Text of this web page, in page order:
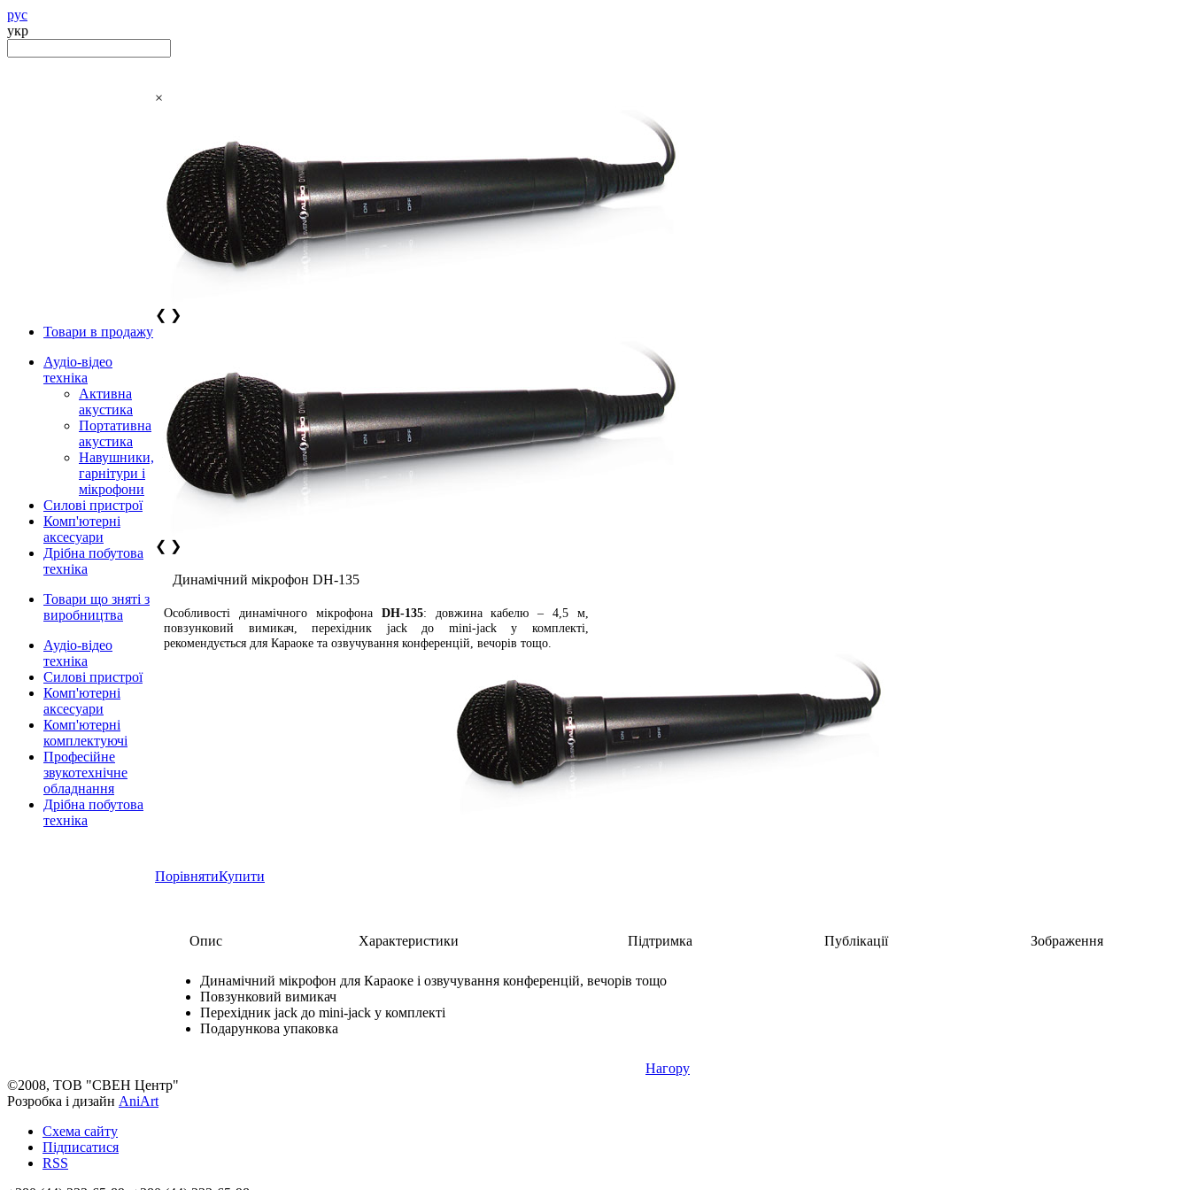
рус
укр
Товари в продажу
Аудіо-відео
техніка
Активна
акустика
Портативна
акустика
Навушники,
гарнітури і
мікрофони
Силові пристрої
Комп'ютерні
аксесуари
Дрібна побутова
техніка
Товари що зняті з
виробництва
Аудіо-відео
техніка
Силові пристрої
Комп'ютерні
аксесуари
Комп'ютерні
комплектуючі
Професійне
звукотехнічне
обладнання
Дрібна побутова
техніка
×
❮ ❯
❮ ❯
Динамічний мікрофон DH-135
Особливості динамічного мікрофона DH-135: довжина кабелю – 4,5 м,
повзунковий вимикач, перехідник jack до mini-jack у комплекті,
рекомендується для Караоке та озвучування конференцій, вечорів тощо.
ПорівнятиКупити
Опис Характеристики Підтримка Публікації Зображення
Динамічний мікрофон для Караоке і озвучування конференцій, вечорів тощо
Повзунковий вимикач
Перехідник jack до mini-jack у комплекті
Подарункова упаковка
Нагору
©2008, ТОВ "СВЕН Центр"
Розробка і дизайн AniArt
Схема сайту
Підписатися
RSS